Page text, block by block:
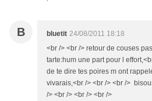
B bluetit 24/08/2011 18:18
<br /> <br /> retour de couses
tarte:hum une part pour l
de te dire tes poires m ont
vivarais,<br /> <br /> <br />
/> <br /> <br /> <br />